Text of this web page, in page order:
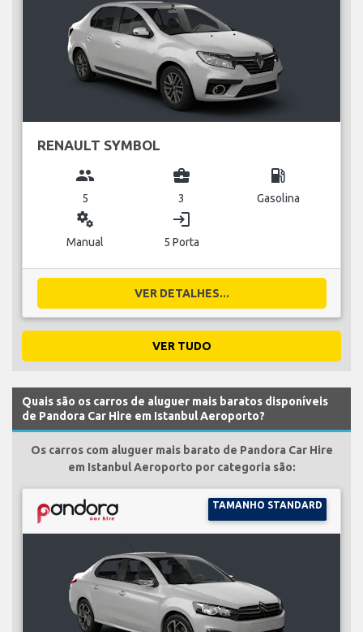
RENAULT SYMBOL
group
5
business_center
3
local_gas_station
Gasolina
miscellaneous_services
Manual
login
5 Porta
VER DETALHES...
VER TUDO
Quais são os carros de aluguer mais baratos disponíveis
de Pandora Car Hire em Istanbul Aeroporto?
Os carros com aluguer mais barato de Pandora Car Hire
em Istanbul Aeroporto por categoria são:
TAMANHO STANDARD